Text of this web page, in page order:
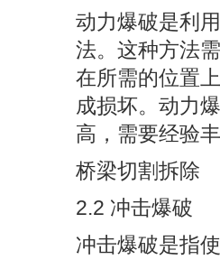
动力爆破是利
法。这种方法
在所需的位置
成损坏。动力
高，需要经验
桥梁切割拆除
2.2 冲击爆破
冲击爆破是指